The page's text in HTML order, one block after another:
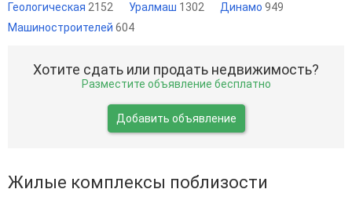
Геологическая 2152 Уралмаш 1302 Динамо 949
Машиностроителей 604
Хотите сдать или продать недвижимость?
Разместите объявление бесплатно
Добавить объявление
Жилые комплексы поблизости